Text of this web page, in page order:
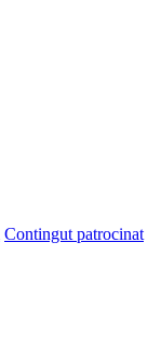
Contingut patrocinat